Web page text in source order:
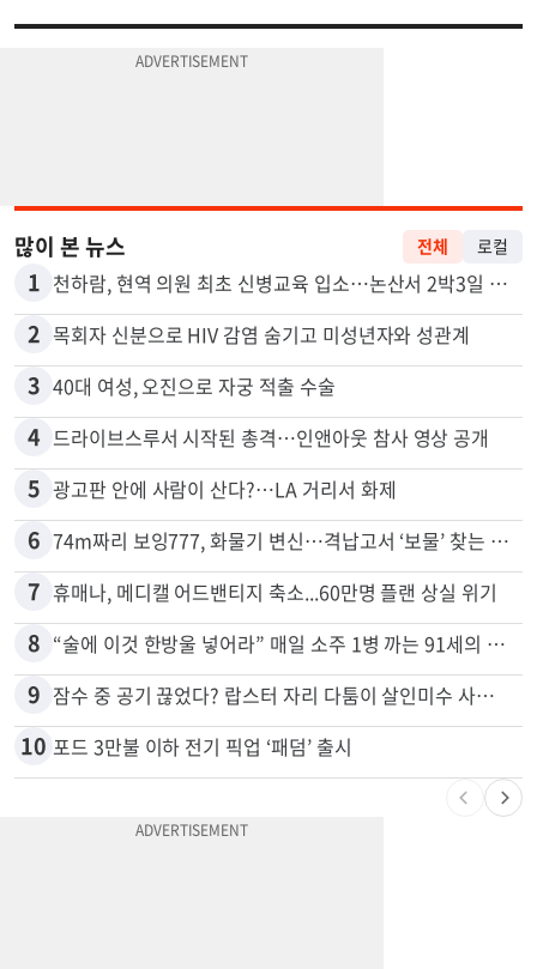
많이 본 뉴스
1
2 목회자 신분으로 HIV 감염 숨기고 미성년자와 성관계
3 40대 여성, 오진으로 자궁 적출 수술
4 드라이브스루서 시작된 총격…인앤아웃 참사 영상 공개
5 광고판 안에 사람이 산다?…LA 거리서 화제
6 74m짜리 보잉777, 화물기 변신…격납고서 ‘보물’ 찾는 인천공항
7 휴매나, 메디캘 어드밴티지 축소...60만명 플랜 상실 위기
8 “술에 이것 한방울 넣어라” 매일 소주 1병 까는 91세의 철칙
9